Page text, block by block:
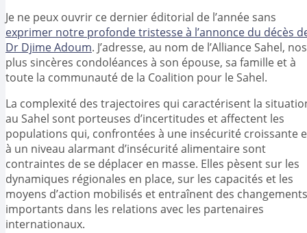
Je ne peux ouvrir ce dernier éditorial de l’année sans
exprimer notre profonde tristesse à l’annonce du décès
Dr Djime Adoum. J’adresse, au nom de l’Alliance Sahel, nos
plus sincères condoléances à son épouse, sa famille et à
toute la communauté de la Coalition pour le Sahel.
La complexité des trajectoires qui caractérisent la
au Sahel sont porteuses d’incertitudes et affectent les
populations qui, confrontées à une insécurité croissante
à un niveau alarmant d’insécurité alimentaire sont
contraintes de se déplacer en masse. Elles pèsent sur les
dynamiques régionales en place, sur les capacités et les
moyens d’action mobilisés et entraînent des changements
importants dans les relations avec les partenaires
internationaux.